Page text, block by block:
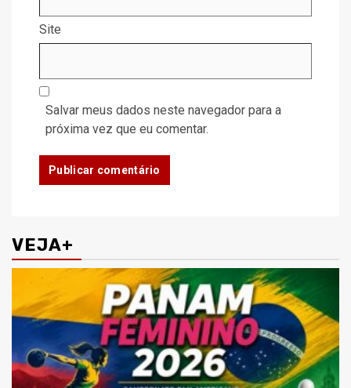
Site
Salvar meus dados neste navegador para a
próxima vez que eu comentar.
VEJA+